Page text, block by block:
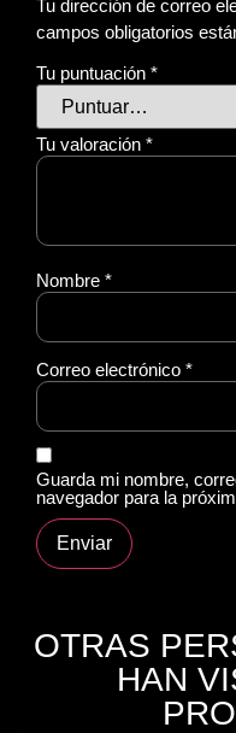
Tu dirección de correo
campos obligatorios
Tu puntuación *
Tu valoración *
Nombre *
Correo electrónico *
Guarda mi nombre,
navegador para la
OTRAS
HAN